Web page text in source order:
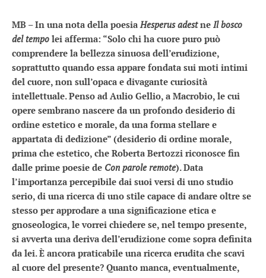
MB – In una nota della poesiaHesperus adestne Il bosco
del tempo lei afferma: “Solo chi ha cuore puro può
comprendere la bellezza sinuosa dell’erudizione,
soprattutto quando essa appare fondata sui moti intimi
del cuore, non sull’opaca e divagante curiosità
intellettuale. Penso ad Aulio Gellio, a Macrobio, le cui
opere sembrano nascere da un profondo desiderio di
ordine estetico e morale, da una forma stellare e
appartata di dedizione” (desiderio di ordine morale,
prima che estetico, che Roberta Bertozzi riconosce fin
dalle prime poesie de Con parole remote). Data
l’importanza percepibile dai suoi versi di uno studio
serio, di una ricerca di uno stile capace di andare oltre se
stesso per approdare a una significazione etica e
gnoseologica, le vorrei chiedere se, nel tempo presente,
si avverta una deriva dell’erudizione come sopra definita
da lei. È ancora praticabile una ricerca erudita che scavi
al cuore del presente? Quanto manca, eventualmente,